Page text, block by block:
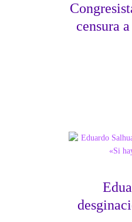
censura